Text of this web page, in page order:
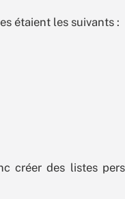
étaient les suivants :
créer des listes